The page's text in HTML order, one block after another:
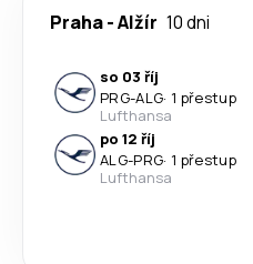
Praha-Alžír 10 dni
so 03 říj
PRG-ALG· 1 přestup
Lufthansa
po 12 říj
ALG-PRG· 1 přestup
Lufthansa